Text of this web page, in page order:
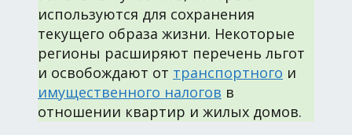
используются для сохранения
текущего образа жизни. Некоторые
регионы расширяют перечень льгот
и освобождают от транспортного и
имущественного налогов в
отношении квартир и жилых домов.